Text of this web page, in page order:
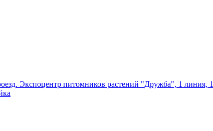
Экспоцентр питомников растений "Дружба", 1 линия,